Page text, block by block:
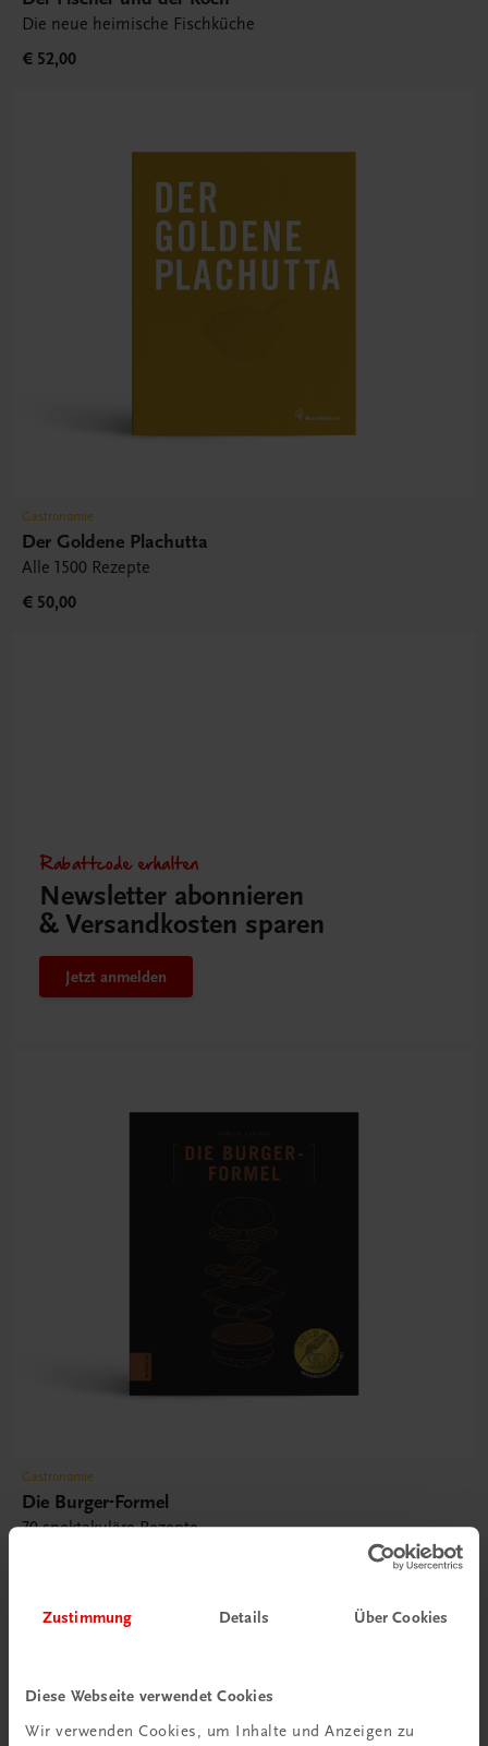
Zustimmung Details Über Cookies
Diese Webseite verwendet Cookies
Wir verwenden Cookies, um Inhalte und Anzeigen zu
Die neue heimische Fischküche
€ 52,00
Gastronomie
Der Goldene Plachutta
Alle 1500 Rezepte
€ 50,00
Rabattcode erhalten
Newsletter abonnieren
& Versandkosten sparen
Jetzt anmelden
Gastronomie
Die Burger-Formel
70 spektakuläre Rezepte